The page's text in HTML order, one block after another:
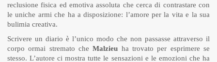
reclusione fisica ed emotiva assoluta che cerca di contrastare con
le uniche armi che ha a disposizione: l’amore per la vita e la sua
bulimia creativa.
Scrivere un diario è l’unico modo che non passasse attraverso il
corpo ormai stremato cheMalzieu ha trovato per esprimere se
stesso. L’autore ci mostra tutte le sensazioni e le emozioni che ha